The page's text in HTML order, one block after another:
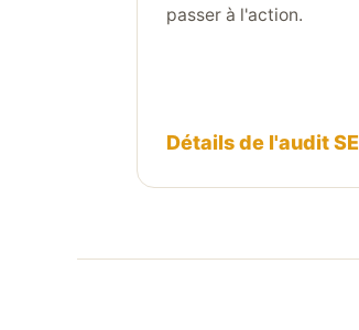
passer à l'action.
Détails de l'audit